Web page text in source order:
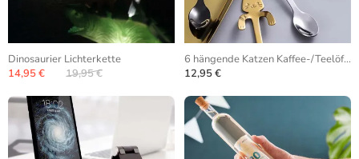
Dinosaurier Lichterkette
14,95 €
19,95 €
6 hängende Katzen Kaffee-/Teelöffel
12,95 €